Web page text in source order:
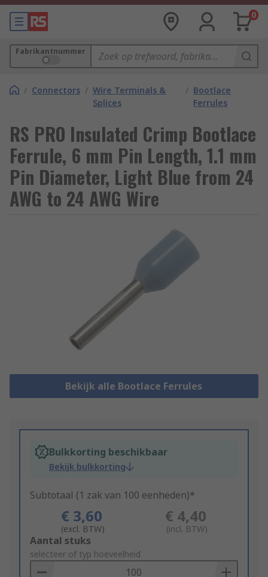
0
Fabrikantnummer
/ Connectors / Wire Terminals &
Splices
/ Bootlace
Ferrules
RS PRO Insulated Crimp Bootlace
Ferrule, 6 mm Pin Length, 1.1 mm
Pin Diameter, Light Blue from 24
AWG to 24 AWG Wire
Bekijk alle Bootlace Ferrules
Bulkkorting beschikbaar
Bekijk bulkkorting
Subtotaal (1 zak van 100 eenheden)*
€ 3,60
(excl. BTW)
€ 4,40
(incl. BTW)
Add
to
Basket
Aantal stuks
selecteer of typ hoeveelheid